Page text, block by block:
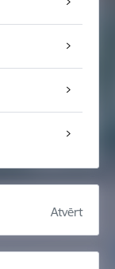
Atvērt